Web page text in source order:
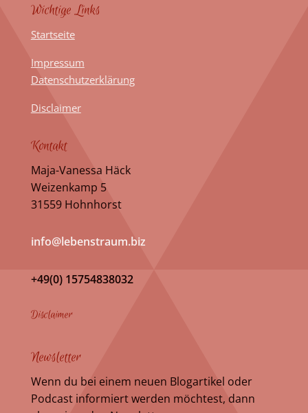
Wichtige Links
Startseite
Impressum
Datenschutzerklärung
Disclaimer
Kontakt
Maja-Vanessa Häck
Weizenkamp 5
31559 Hohnhorst
info@lebenstraum.biz
+49(0) 15754838032
Disclaimer
Newsletter
Wenn du bei einem neuen Blogartikel oder
Podcast informiert werden möchtest, dann